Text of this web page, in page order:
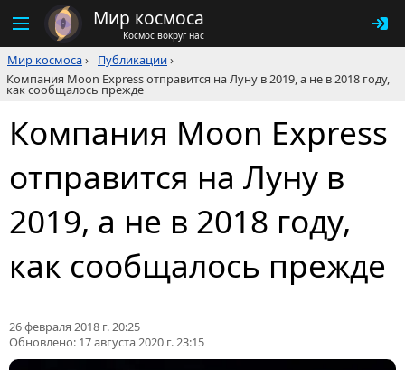
Мир космоса
Космос вокруг нас
Мир космоса› Публикации›
Компания Moon Express отправится на Луну в 2019, а не в 2018 году,
как сообщалось прежде
Компания Moon Express
отправится на Луну в
2019, а не в 2018 году,
как сообщалось прежде
26 февраля 2018 г. 20:25
Обновлено: 17 августа 2020 г. 23:15